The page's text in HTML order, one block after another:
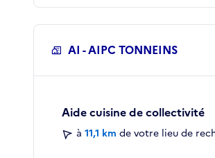
AI - AIPC TONNEINS
Aide cuisine de collectivité
à 11,1 km de votre lieu de